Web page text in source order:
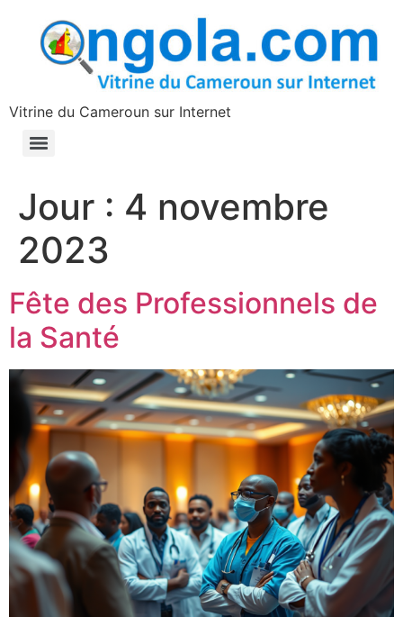
principal
Vitrine du Cameroun sur Internet
Jour : 4 novembre
2023
Fête des Professionnels de
la Santé